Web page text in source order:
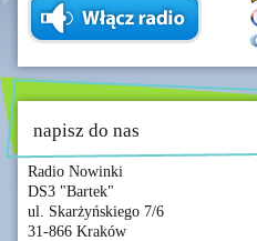
napisz do nas
Radio Nowinki
DS3 "Bartek"
ul. Skarżyńskiego 7/6
31-866 Kraków